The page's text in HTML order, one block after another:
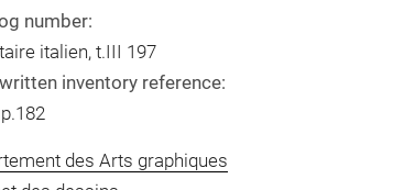
number:
italien, t.III 197
inventory reference:
des Arts graphiques